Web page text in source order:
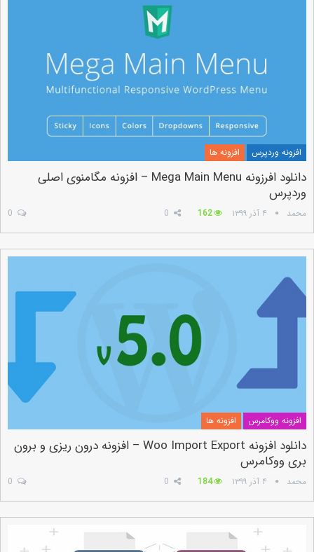
افزونه وردپرس افزونه ها
دانلود افرزونه Mega Main Menu – افزونه مگامنوی اصلی
وردپرس
محمد ۴ آذر ۱۳۹۹ 162
افزونه ووکامرس افزونه ها
دانلود افزونه Woo Import Export – افزونه درون ریزی و برون
بری ووکامرس
محمد ۴ آذر ۱۳۹۹ 184